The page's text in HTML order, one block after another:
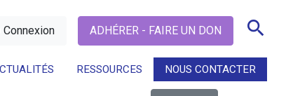
Connexion ADHÉRER - FAIRE UN DON search
RESSOURCES NOUS CONTACTER